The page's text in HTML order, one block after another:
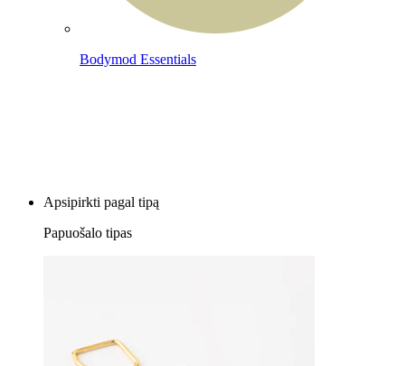
Bodymod Essentials
Apsipirkti pagal tipą
Papuošalo tipas